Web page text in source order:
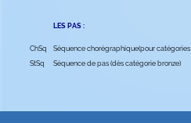
LES PAS :
ChSq Séquence chorégraphique(pour
StSq
Séquence de pas (dès catégorie bronze)